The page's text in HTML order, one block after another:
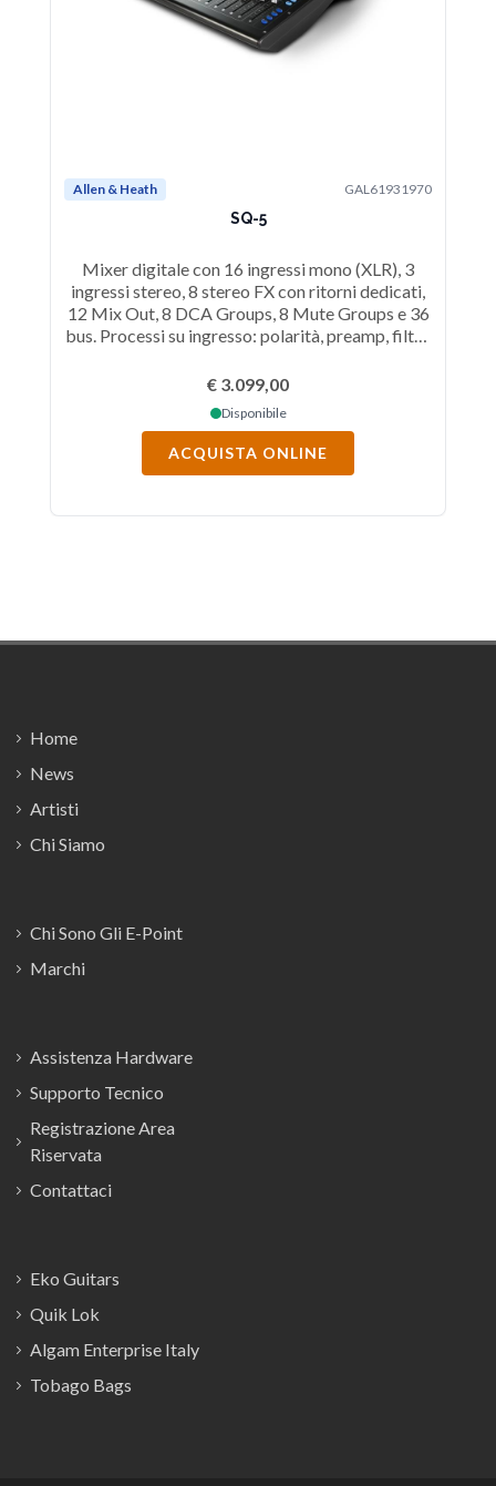
Allen & Heath GAL61931970
SQ-5
Mixer digitale con 16 ingressi mono (XLR), 3
ingressi stereo, 8 stereo FX con ritorni dedicati,
12 Mix Out, 8 DCA Groups, 8 Mute Groups e 36
bus. Processi su ingresso: polarità, preamp, filtro
delay e channel direct out.
€ 3.099,00
Disponibile
ACQUISTA ONLINE
Home
News
Artisti
Chi Siamo
Chi Sono Gli E-Point
Marchi
Assistenza Hardware
Supporto Tecnico
Registrazione Area
Riservata
Contattaci
Eko Guitars
Quik Lok
Algam Enterprise Italy
Tobago Bags